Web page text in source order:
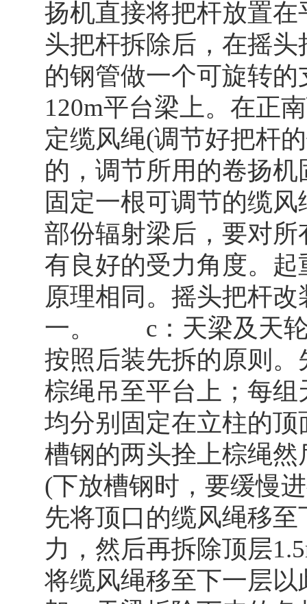
扬机直接将把杆放置
头把杆拆除后，在摇头
的钢管做一个可旋转
120m平台梁上。在正
定缆风绳(调节好把杆
的，调节所用的卷扬
固定一根可调节的缆
部份辐射梁后，要对
有良好的受力角度。
原理相同。摇头把杆
一。 c：天梁及天轮
按照后装先拆的原则
棕绳吊至平台上；每
均分别固定在立柱的
槽钢的两头拴上棕绳
(下放槽钢时，要缓
先将顶口的缆风绳移
力，然后再拆除顶层
将缆风绳移至下一层